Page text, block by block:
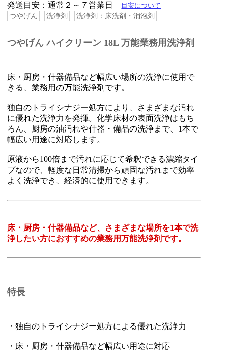
発送目安：通常２～７営業日 目安について
つやげん 洗浄剤 洗浄剤：床洗剤・消泡剤
つやげん ハイクリーン 18L 万能業務用洗浄剤
床・厨房・什器備品など幅広い場所の洗浄に使用で
きる、業務用の万能洗浄剤です。
独自のトライシナジー処方により、さまざまな汚れ
に優れた洗浄力を発揮。化学床材の表面洗浄はもち
ろん、厨房の油汚れや什器・備品の洗浄まで、1本で
幅広い用途に対応します。
原液から100倍まで汚れに応じて希釈できる濃縮タイ
プなので、軽度な日常清掃から頑固な汚れまで効率
よく洗浄でき、経済的に使用できます。
床・厨房・什器備品など、さまざまな場所を1本で洗
浄したい方におすすめの業務用万能洗浄剤です。
特長
・独自のトライシナジー処方による優れた洗浄力
・床・厨房・什器備品など幅広い用途に対応